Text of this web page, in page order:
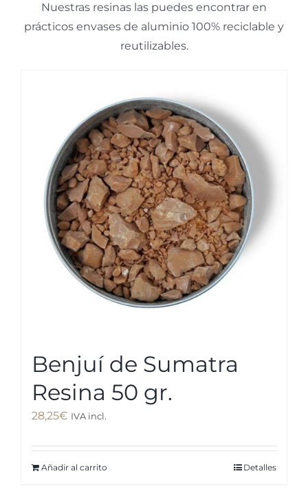
Contacto
Nuestras resinas las puedes encontrar en
prácticos envases de aluminio 100% reciclable y
reutilizables.
Benjuí de Sumatra
Resina 50 gr.
28,25€ IVA incl.
Añadir al carrito Detalles